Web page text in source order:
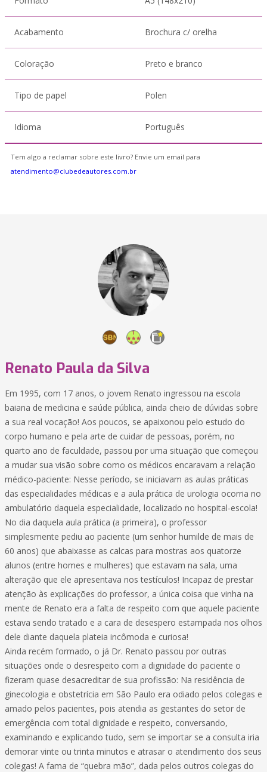
Acabamento Brochura c/ orelha
Coloração Preto e branco
Tipo de papel Polen
Idioma Português
Tem algo a reclamar sobre este livro? Envie um email para
atendimento@clubedeautores.com.br
Renato Paula da Silva
Em 1995, com 17 anos, o jovem Renato ingressou na escola
baiana de medicina e saúde pública, ainda cheio de dúvidas sobre
a sua real vocação! Aos poucos, se apaixonou pelo estudo do
corpo humano e pela arte de cuidar de pessoas, porém, no
quarto ano de faculdade, passou por uma situação que começou
a mudar sua visão sobre como os médicos encaravam a relação
médico-paciente: Nesse período, se iniciavam as aulas práticas
das especialidades médicas e a aula prática de urologia ocorria no
ambulatório daquela especialidade, localizado no hospital-escola!
No dia daquela aula prática (a primeira), o professor
simplesmente pediu ao paciente (um senhor humilde de mais de
60 anos) que abaixasse as calcas para mostras aos quatorze
alunos (entre homes e mulheres) que estavam na sala, uma
alteração que ele apresentava nos testículos! Incapaz de prestar
atenção às explicações do professor, a única coisa que vinha na
mente de Renato era a falta de respeito com que aquele paciente
estava sendo tratado e a cara de desespero estampada nos olhos
dele diante daquela plateia incômoda e curiosa!
Ainda recém formado, o já Dr. Renato passou por outras
situações onde o desrespeito com a dignidade do paciente o
fizeram quase desacreditar de sua profissão: Na residência de
ginecologia e obstetrícia em São Paulo era odiado pelos colegas e
amado pelos pacientes, pois atendia as gestantes do setor de
emergência com total dignidade e respeito, conversando,
examinando e explicando tudo, sem se importar se a consulta iria
demorar vinte ou trinta minutos e atrasar o atendimento dos seus
colegas! A fama de “quebra mão”, dada pelos outros colegas do